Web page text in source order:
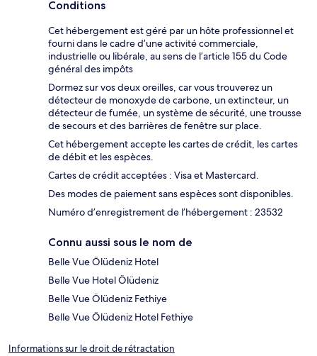
Conditions
Cet hébergement est géré par un hôte professionnel et
fourni dans le cadre d’une activité commerciale,
industrielle ou libérale, au sens de l’article 155 du Code
général des impôts
Dormez sur vos deux oreilles, car vous trouverez un
détecteur de monoxyde de carbone, un extincteur, un
détecteur de fumée, un système de sécurité, une trousse
de secours et des barrières de fenêtre sur place.
Cet hébergement accepte les cartes de crédit, les cartes
de débit et les espèces.
Cartes de crédit acceptées : Visa et Mastercard.
Des modes de paiement sans espèces sont disponibles.
Numéro d’enregistrement de l’hébergement : 23532
Connu aussi sous le nom de
Belle Vue Ölüdeniz Hotel
Belle Vue Hotel Ölüdeniz
Belle Vue Ölüdeniz Fethiye
Belle Vue Ölüdeniz Hotel Fethiye
Informations sur le droit de rétractation